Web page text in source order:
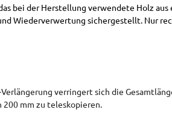
bei der Herstellung verwendete Holz
Wiederverwertung sichergestellt. Nur
verringert sich die
200 mm zu teleskopieren.